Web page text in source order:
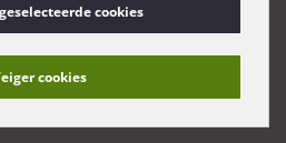
cookies
cookies